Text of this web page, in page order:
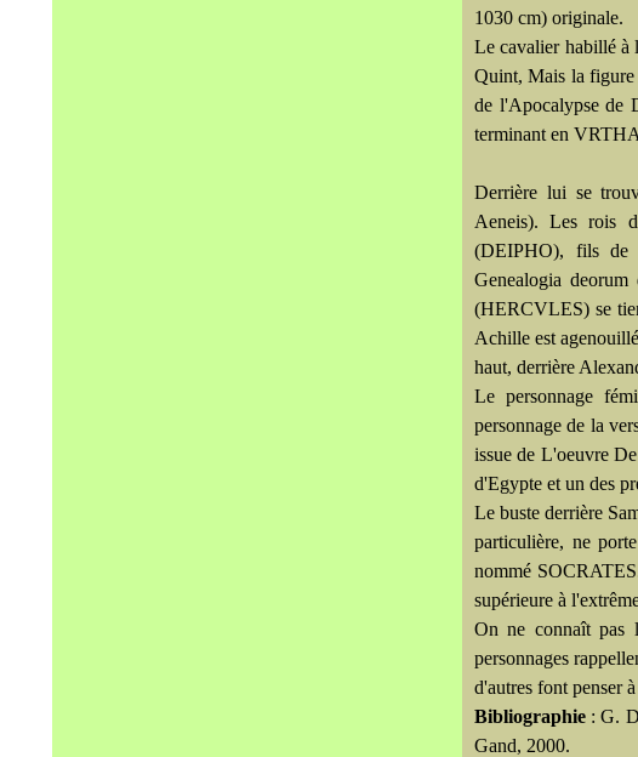
1030 cm) originale.
Le cavalier habillé à
Quint, Mais la figure
de l'Apocalypse de
terminant en
Derrière lui se
Aeneis). Les rois
(DEIPHO), fils de
Genealogia deorum
(HERCVLES) se
Achille est
haut, derrière
Le personnage
personnage de la
issue de L'oeuvre
d'Egypte et un des
Le buste derrière
particulière, ne
nommé
supérieure à
On ne connaît pas
personnages
d'autres font penser
Bibliographie : G.
Gand, 2000.